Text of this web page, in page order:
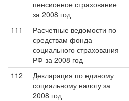
пенсионное страхование
за 2008 год
111
Расчетные ведомости по
средствам фонда
социального страхования
РФ за 2008 год
112
Декларация по единому
социальному налогу за
2008 год